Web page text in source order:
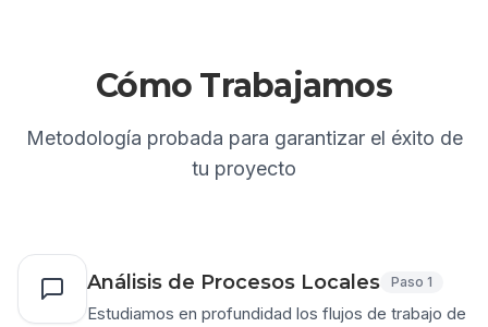
Cómo Trabajamos
Metodología probada para garantizar el éxito de
tu proyecto
Análisis de Procesos Locales Paso 1
Estudiamos en profundidad los flujos de trabajo de